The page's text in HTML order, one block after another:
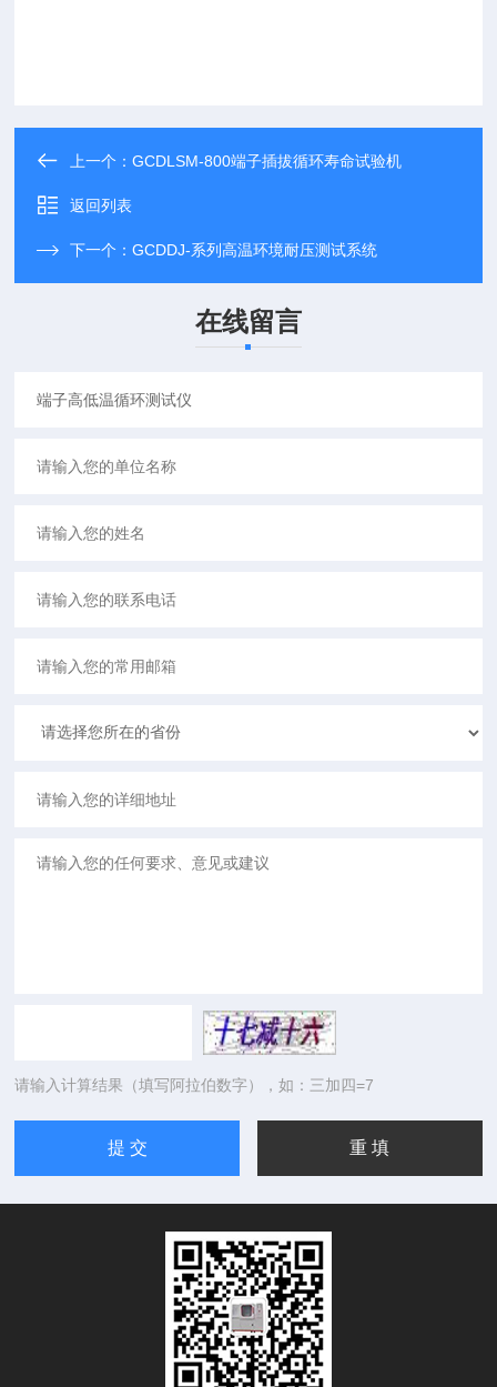
上一个：GCDLSM-800端子插拔循环寿命试验机
返回列表
下一个：GCDDJ-系列高温环境耐压测试系统
在线留言
请输入计算结果（填写阿拉伯数字），如：三加四=7